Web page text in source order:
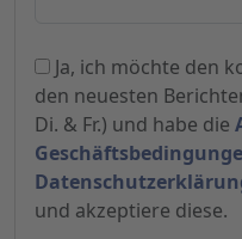
Ja, ich möchte den
den neuesten
Di. & Fr.) und habe die
und akzeptiere diese.